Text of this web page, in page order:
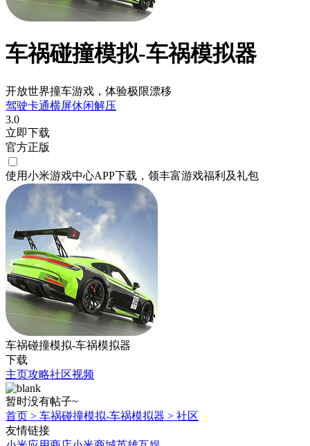
车祸碰撞模拟-车祸模拟器
开放世界撞车游戏，体验极限漂移
驾驶卡通横屏休闲解压
3.0
立即下载
官方正版
使用小米游戏中心APP下载 ，领丰富游戏福利 及礼包
车祸碰撞模拟-车祸模拟器
下载
主页攻略社区视频
暂时没有帖子~
首页 > 车祸碰撞模拟-车祸模拟器 > 社区
友情链接